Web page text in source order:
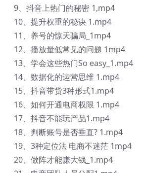
9、抖音上热门的秘密 1,mp4
10、提升权重的秘诀 1.mp4
11、养号的惊天骗局_1mp4
12、播放量低常见的问题 1mp4
13、学会这些热门So easy_1.mp4
14、数据化的运营思维 1.mp4
15、抖音带货3种形式1.mp4
16、如何开通电商权限 1.mp4
17、抖音不能玩产品1.mp4
18、判断账号是否垂直? 1.mp4
19、3种定位法 电商不迷茫 1mp4
20、做阵才能赚大钱_1.mp4